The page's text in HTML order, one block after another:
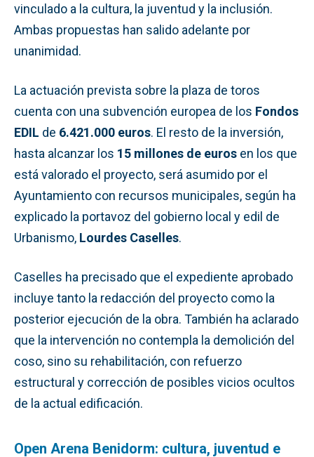
vinculado a la cultura, la juventud y la inclusión.
Ambas propuestas han salido adelante por
unanimidad.
La actuación prevista sobre la plaza de toros
cuenta con una subvención europea de los Fondos
EDIL de 6.421.000 euros. El resto de la inversión,
hasta alcanzar los 15 millones de euros en los que
está valorado el proyecto, será asumido por el
Ayuntamiento con recursos municipales, según ha
explicado la portavoz del gobierno local y edil de
Urbanismo, Lourdes Caselles.
Caselles ha precisado que el expediente aprobado
incluye tanto la redacción del proyecto como la
posterior ejecución de la obra. También ha aclarado
que la intervención no contempla la demolición del
coso, sino su rehabilitación, con refuerzo
estructural y corrección de posibles vicios ocultos
de la actual edificación.
Open Arena Benidorm: cultura, juventud e